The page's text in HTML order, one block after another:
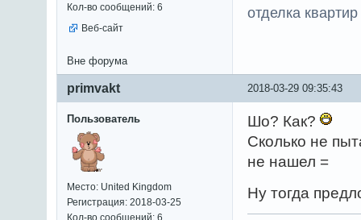
Кол-во сообщений: 6
Веб-сайт
отделка
Вне форума
2018-03-29 09:35:43
primvakt
Пользователь
Место: United Kingdom
Регистрация: 2018-03-25
Шо? Как?
Сколько не
не нашел =
Ну тогда